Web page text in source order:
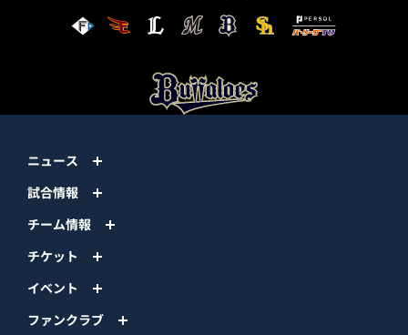
ニュース
試合情報
チーム情報
チケット
イベント
ファンクラブ